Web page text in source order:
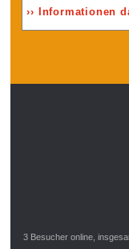
›› Informationen